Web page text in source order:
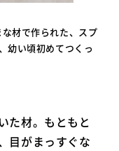
材で作られた、スプ
幼い頃初めてつくっ
た材。もともと
目がまっすぐな